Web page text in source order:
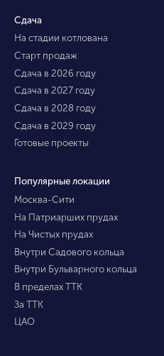
Сдача
На стадии котлована
Старт продаж
Сдача в 2026 году
Сдача в 2027 году
Сдача в 2028 году
Сдача в 2029 году
Готовые проекты
Популярные локации
Москва-Сити
На Патриарших прудах
На Чистых прудах
Внутри Садового кольца
Внутри Бульварного кольца
В пределах ТТК
За ТТК
ЦАО